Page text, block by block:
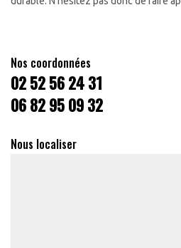
Nos coordonnées
02 52 56 24 31
06 82 95 09 32
Nous localiser